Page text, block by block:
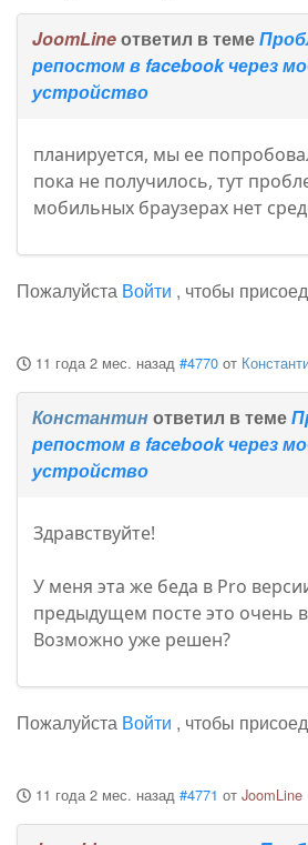
JoomLineответил в теме
репостом в facebook через
устройство
планируется, мы ее
пока не получилось, тут
мобильных браузерах нет
Пожалуйста Войти , чтобы
11 года 2 мес. назад #4770 от
Константинответил в теме
репостом в facebook через
устройство
Здравствуйте!
У меня эта же беда в Pro
предыдущем посте это очень
Возможно уже решен?
Пожалуйста Войти , чтобы
11 года 2 мес. назад #4771 от JoomLine